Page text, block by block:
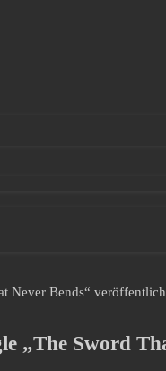
Never Bends“
„The Sword